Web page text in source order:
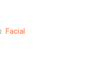
Facial